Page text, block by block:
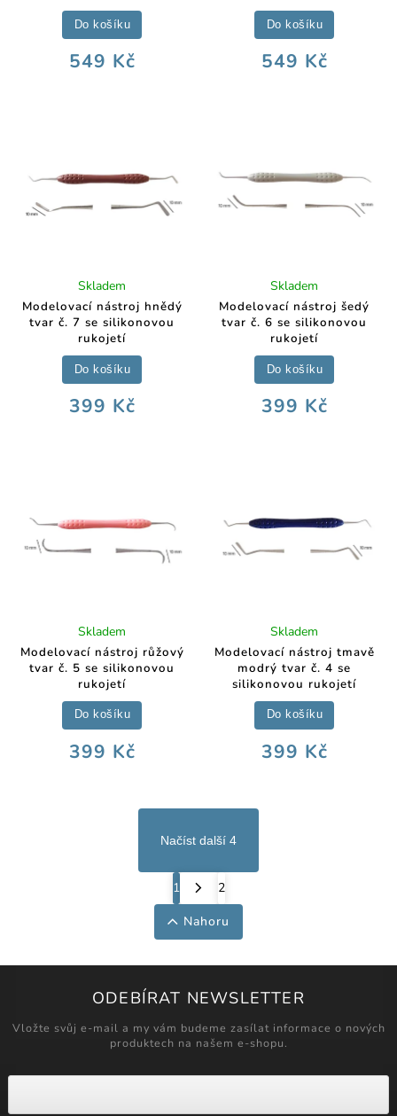
549 Kč
Do košíku
549 Kč
Do košíku
Modelovací nástroj hnědý
tvar č. 7 se silikonovou
rukojetí
Skladem
399 Kč
Do košíku
Modelovací nástroj šedý
tvar č. 6 se silikonovou
rukojetí
Skladem
399 Kč
Do košíku
Modelovací nástroj růžový
tvar č. 5 se silikonovou
rukojetí
Skladem
399 Kč
Do košíku
Modelovací nástroj tmavě
modrý tvar č. 4 se
silikonovou rukojetí
Skladem
399 Kč
Do košíku
Načíst další 4
1
2
Nahoru
ODEBÍRAT NEWSLETTER
Vložte svůj e-mail a my vám budeme zasílat informace o nových
produktech na našem e-shopu.